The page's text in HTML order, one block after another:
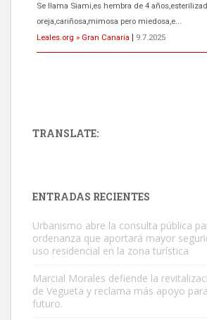
Se llama Siami,es hembra de 4
oreja,cariñosa,mimosa pero miedosa,e...
Leales.org » Gran Canaria
9.7.2025
Leales.org » Gran Canaria | 9.7.2025
TRANSLATE:
ENTRADAS RECIENTES
Urbanismo abre la consulta pública
ordenanza que aportará mayor
uso residencial en la zona turística
Marcial Morales defiende la
de Vegueta y reclama más apoyo
futuro.